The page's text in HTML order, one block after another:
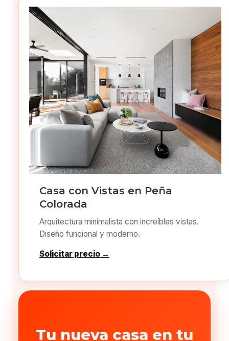
Casa con Vistas en Peña
Colorada
Arquitectura minimalista con increíbles vistas.
Diseño funcional y moderno.
Solicitar precio →
Tu nueva casa en tu